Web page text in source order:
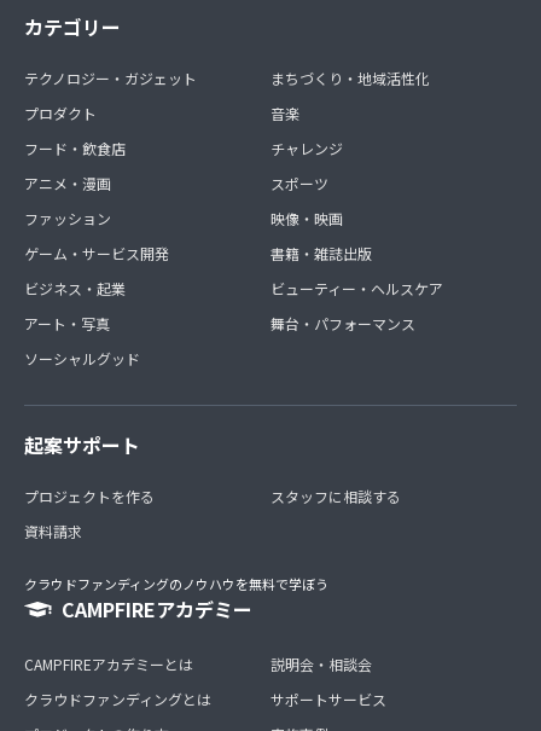
カテゴリー
テクノロジー・ガジェット
プロダクト
フード・飲食店
アニメ・漫画
ファッション
ゲーム・サービス開発
ビジネス・起業
アート・写真
ソーシャルグッド
まちづくり・地域活性化
音楽
チャレンジ
スポーツ
映像・映画
書籍・雑誌出版
ビューティー・ヘルスケア
舞台・パフォーマンス
起案サポート
プロジェクトを作る
資料請求
スタッフに相談する
クラウドファンディングのノウハウを無料で学ぼう
CAMPFIREアカデミー
CAMPFIREアカデミーとは
クラウドファンディングとは
説明会・相談会
サポートサービス